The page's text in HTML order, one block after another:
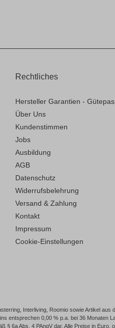
Rechtliches
Hersteller Garantien -
Über Uns
Kundenstimmen
Jobs
Ausbildung
AGB
Datenschutz
Widerrufsbelehrung
Versand & Zahlung
Kontakt
Impressum
Cookie-Einstellungen
Interliving, Roomio sowie Artikel
entsprechen 0,00 % p.a. bei 36 Monaten
§ 6a Abs. 4 PAngV dar. Alle Preise in